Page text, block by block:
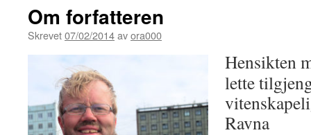
Om forfatteren
Skrevet07/02/2014avora000
Hensikten
lette
Ravna